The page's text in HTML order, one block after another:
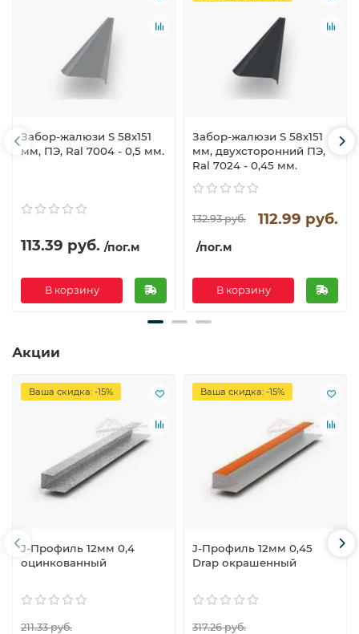
Забор-жалюзи S 58х151
мм, ПЭ, Ral 7004 - 0,5 мм.
113.39 руб. /пог.м
В корзину
Забор-жалюзи S 58х151
мм, двухсторонний ПЭ,
Ral 7024 - 0,45 мм.
132.93 руб. 112.99 руб.
/пог.м
В корзину
Акции
Ваша скидка: -15%
J-Профиль 12мм 0,4
оцинкованный
211.33 руб.
Ваша скидка: -15%
J-Профиль 12мм 0,45
Drap окрашенный
317.26 руб.